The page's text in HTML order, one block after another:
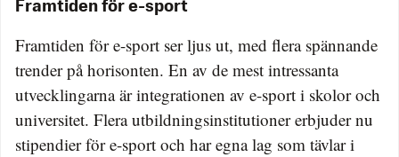
Framtiden för e-sport
Framtiden för e-sport ser ljus ut, med flera spännande
trender på horisonten. En av de mest intressanta
utvecklingarna är integrationen av e-sport i skolor och
universitet. Flera utbildningsinstitutioner erbjuder nu
stipendier för e-sport och har egna lag som tävlar i